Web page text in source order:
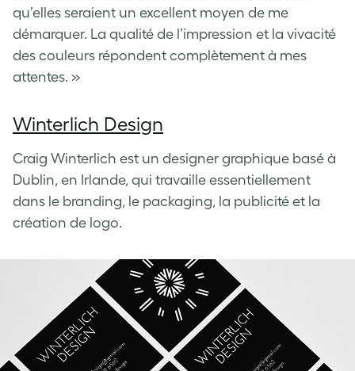
qu’elles seraient un excellent moyen de me
démarquer. La qualité de l’impression et la vivacité
des couleurs répondent complètement à mes
attentes. »
Winterlich Design
Craig Winterlich est un designer graphique basé à
Dublin, en Irlande, qui travaille essentiellement
dans le branding, le packaging, la publicité et la
création de logo.